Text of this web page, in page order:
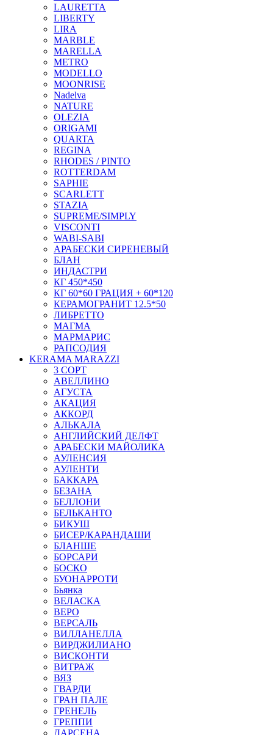
LAURETTA
LIBERTY
LIRA
MARBLE
MARELLA
METRO
MODELLO
MOONRISE
Nadelva
NATURE
OLEZIA
ORIGAMI
QUARTA
REGINA
RHODES / PINTO
ROTTERDAM
SAPHIE
SCARLETT
STAZIA
SUPREME/SIMPLY
VISCONTI
WABI-SABI
АРАБЕСКИ СИРЕНЕВЫЙ
БЛАН
ИНДАСТРИ
КГ 450*450
КГ 60*60 ГРАЦИЯ + 60*120
КЕРАМОГРАНИТ 12.5*50
ЛИБРЕТТО
МАГМА
МАРМАРИС
РАПСОДИЯ
KERAMA MARAZZI
3 СОРТ
АВЕЛЛИНО
АГУСТА
АКАЦИЯ
АККОРД
АЛЬКАЛА
АНГЛИЙСКИЙ ДЕЛФТ
АРАБЕСКИ МАЙОЛИКА
АУЛЕНСИЯ
АУЛЕНТИ
БАККАРА
БЕЗАНА
БЕЛЛОНИ
БЕЛЬКАНТО
БИКУШ
БИСЕР/КАРАНДАШИ
БЛАНШЕ
БОРСАРИ
БОСКО
БУОНАРРОТИ
Бьянка
ВЕЛАСКА
ВЕРО
ВЕРСАЛЬ
ВИЛЛАНЕЛЛА
ВИРДЖИЛИАНО
ВИСКОНТИ
ВИТРАЖ
ВЯЗ
ГВАРДИ
ГРАН ПАЛЕ
ГРЕНЕЛЬ
ГРЕППИ